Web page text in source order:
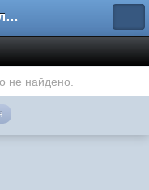
Форум владельцев интернет-магазинов
не найдено.